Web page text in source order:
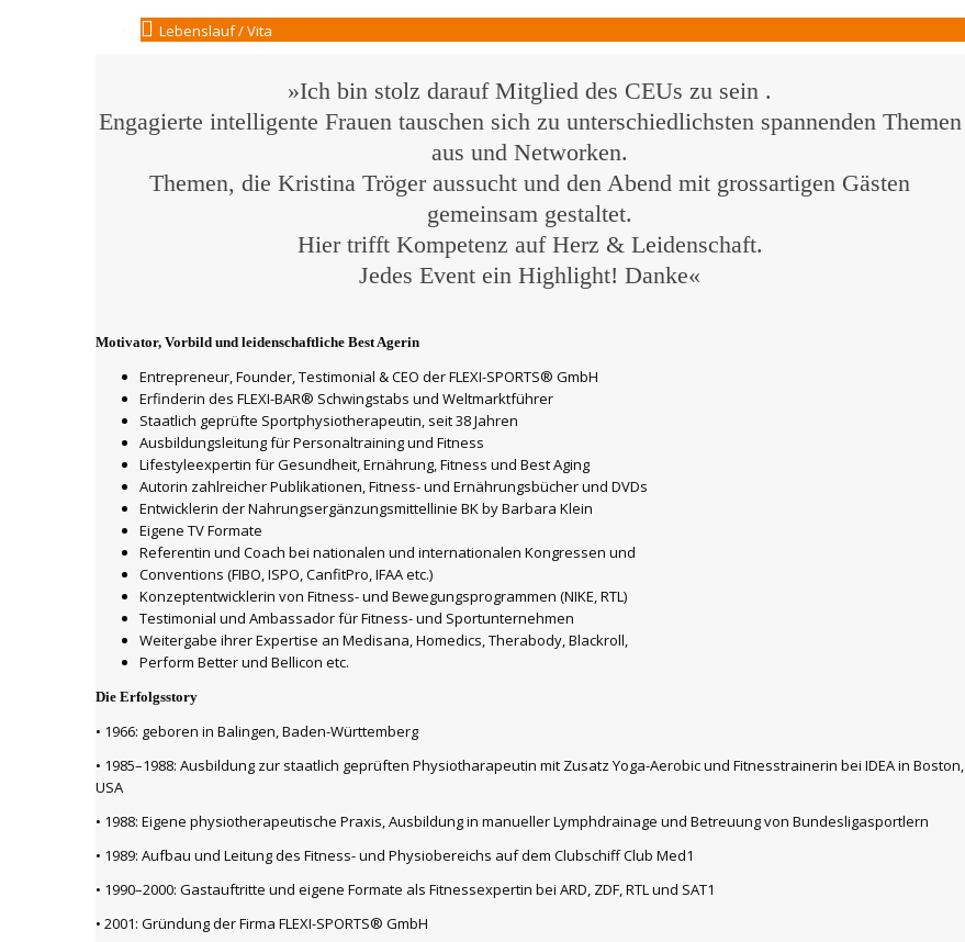
Lebenslauf / Vita
»Ich bin stolz darauf Mitglied des CEUs zu sein .
Engagierte intelligente Frauen tauschen sich zu unterschiedlichsten spannenden Themen
aus und Networken.
Themen, die Kristina Tröger aussucht und den Abend mit grossartigen Gästen
gemeinsam gestaltet.
Hier trifft Kompetenz auf Herz & Leidenschaft.
Jedes Event ein Highlight! Danke«
Motivator, Vorbild und leidenschaftliche Best Agerin
Entrepreneur, Founder, Testimonial & CEO der FLEXI-SPORTS® GmbH
Erfinderin des FLEXI-BAR® Schwingstabs und Weltmarktführer
Staatlich geprüfte Sportphysiotherapeutin, seit 38 Jahren
Ausbildungsleitung für Personaltraining und Fitness
Lifestyleexpertin für Gesundheit, Ernährung, Fitness und Best Aging
Autorin zahlreicher Publikationen, Fitness- und Ernährungsbücher und DVDs
Entwicklerin der Nahrungsergänzungsmittellinie BK by Barbara Klein
Eigene TV Formate
Referentin und Coach bei nationalen und internationalen Kongressen und
Conventions (FIBO, ISPO, CanfitPro, IFAA etc.)
Konzeptentwicklerin von Fitness- und Bewegungsprogrammen (NIKE, RTL)
Testimonial und Ambassador für Fitness- und Sportunternehmen
Weitergabe ihrer Expertise an Medisana, Homedics, Therabody, Blackroll,
Perform Better und Bellicon etc.
Die Erfolgsstory
• 1966: geboren in Balingen, Baden-Württemberg
• 1985–1988: Ausbildung zur staatlich geprüften Physiotharapeutin mit Zusatz Yoga-Aerobic und Fitnesstrainerin bei IDEA in Boston,
USA
• 1988: Eigene physiotherapeutische Praxis, Ausbildung in manueller Lymphdrainage und Betreuung von Bundesligasportlern
• 1989: Aufbau und Leitung des Fitness- und Physiobereichs auf dem Clubschiff Club Med1
• 1990–2000: Gastauftritte und eigene Formate als Fitnessexpertin bei ARD, ZDF, RTL und SAT1
• 2001: Gründung der Firma FLEXI-SPORTS® GmbH